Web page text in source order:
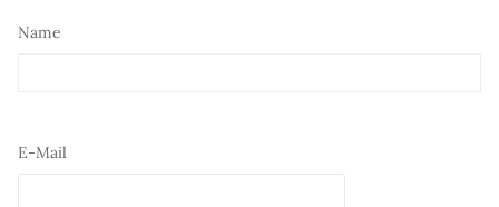
Name
E-Mail